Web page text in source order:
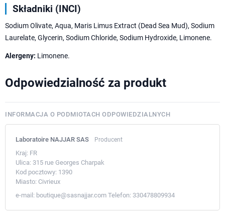
Składniki (INCI)
Sodium Olivate, Aqua, Maris Limus Extract (Dead Sea Mud), Sodium
Laurelate, Glycerin, Sodium Chloride, Sodium Hydroxide, Limonene.
Alergeny: Limonene.
Odpowiedzialność za produkt
INFORMACJA O PODMIOTACH ODPOWIEDZIALNYCH
Laboratoire NAJJAR SAS Producent
Kraj: FR
Ulica: 315 rue Georges Charpak
Kod pocztowy: 1390
Miasto: Civrieux
e-mail: boutique@sasnajjar.com Telefon: 330478809934